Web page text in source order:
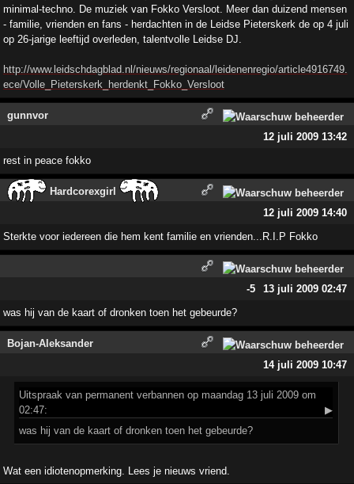
minimal-techno. De muziek van Fokko Versloot. Meer dan duizend mensen
- familie, vrienden en fans - herdachten in de Leidse Pieterskerk de op 4 juli
op 26-jarige leeftijd overleden, talentvolle Leidse DJ.
http://www.leidschdagblad.nl/nieuws/regionaal/leidenenregio/article4916749.
ece/Volle_Pieterskerk_herdenkt_Fokko_Versloot
gunnvor
12 juli 2009 13:42
rest in peace fokko
Hardcorexgirl
12 juli 2009 14:40
Sterkte voor iedereen die hem kent familie en vrienden...R.I.P Fokko
-5 13 juli 2009 02:47
was hij van de kaart of dronken toen het gebeurde?
Bojan-Aleksander
14 juli 2009 10:47
Uitspraak van permanent verbannen op maandag 13 juli 2009 om
02:47:
▶
was hij van de kaart of dronken toen het gebeurde?
Wat een idiotenopmerking. Lees je nieuws vriend.